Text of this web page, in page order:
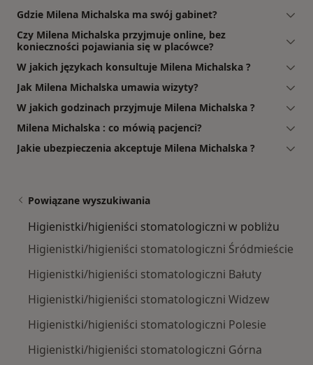
Gdzie Milena Michalska ma swój gabinet?
Czy Milena Michalska przyjmuje online, bez
konieczności pojawiania się w placówce?
W jakich językach konsultuje Milena Michalska ?
Jak Milena Michalska umawia wizyty?
W jakich godzinach przyjmuje Milena Michalska ?
Milena Michalska : co mówią pacjenci?
Jakie ubezpieczenia akceptuje Milena Michalska ?
Powiązane wyszukiwania
Higienistki/higieniści stomatologiczni w pobliżu
Higienistki/higieniści stomatologiczni Śródmieście
Higienistki/higieniści stomatologiczni Bałuty
Higienistki/higieniści stomatologiczni Widzew
Higienistki/higieniści stomatologiczni Polesie
Higienistki/higieniści stomatologiczni Górna